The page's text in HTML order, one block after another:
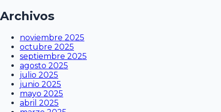
Archivos
noviembre 2025
octubre 2025
septiembre 2025
agosto 2025
julio 2025
junio 2025
mayo 2025
abril 2025